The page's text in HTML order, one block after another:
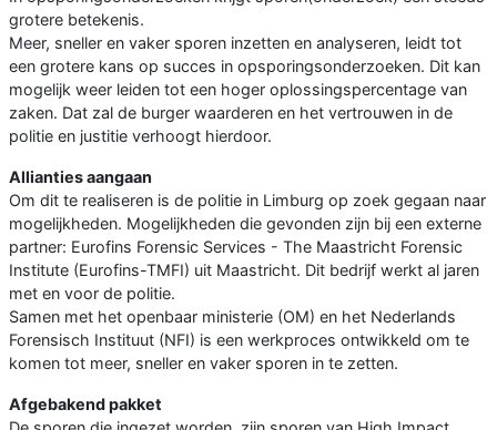
grotere betekenis.
Meer, sneller en vaker sporen inzetten en analyseren, leidt tot
een grotere kans op succes in opsporingsonderzoeken. Dit kan
mogelijk weer leiden tot een hoger oplossingspercentage van
zaken. Dat zal de burger waarderen en het vertrouwen in de
politie en justitie verhoogt hierdoor.
Allianties aangaan
Om dit te realiseren is de politie in Limburg op zoek gegaan naar
mogelijkheden. Mogelijkheden die gevonden zijn bij een externe
partner: Eurofins Forensic Services - The Maastricht Forensic
Institute (Eurofins-TMFI) uit Maastricht. Dit bedrijf werkt al jaren
met en voor de politie.
Samen met het openbaar ministerie (OM) en het Nederlands
Forensisch Instituut (NFI) is een werkproces ontwikkeld om te
komen tot meer, sneller en vaker sporen in te zetten.
Afgebakend pakket